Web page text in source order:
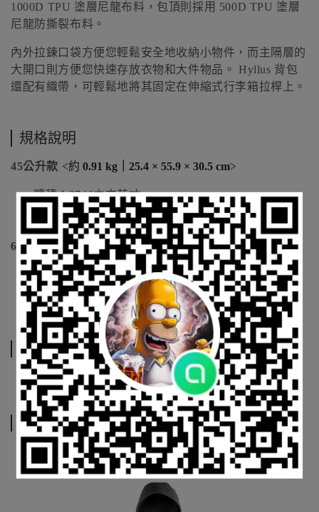
1000D TPU 塗層尼龍布料，包頂則採用 500D TPU 塗層
尼龍防撕裂布料。
內外拉鍊口袋方便您輕鬆安全地收納小物件，而主隔層的
大開口則方便您快速存放衣物和大件物品。 Hyllus 背包
還配有織帶，可輕鬆地將其固定在伸縮式行李箱拉桿上。
規格說明
45公升款 <約0.91 kg｜25.4 × 55.9 × 30.5 cm>
體積：2746立方英寸
重量：2磅
尺寸：高10英寸 x 長22英寸 x 寬12英寸
65公升款 <約 1.13 kg｜27.9 × 68.6 × 33.0 cm>
體積：3966立方英寸
重量：2.5磅
尺寸：11高 x 27長 x 13寬
運送方式
相關商品